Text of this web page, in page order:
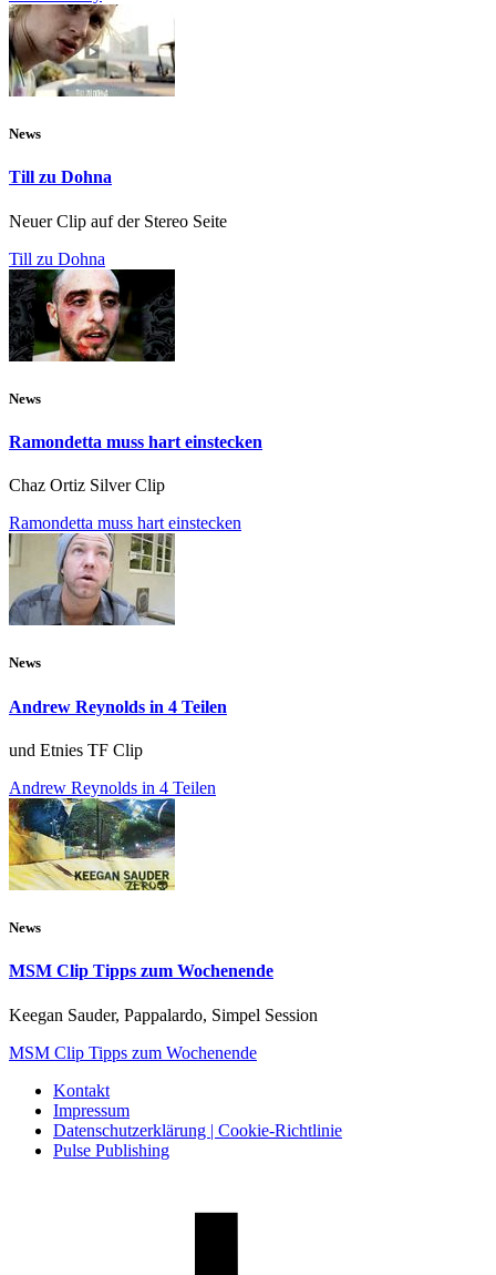
News
Till zu Dohna
Neuer Clip auf der Stereo Seite
Till zu Dohna
News
Ramondetta muss hart einstecken
Chaz Ortiz Silver Clip
Ramondetta muss hart einstecken
News
Andrew Reynolds in 4 Teilen
und Etnies TF Clip
Andrew Reynolds in 4 Teilen
News
MSM Clip Tipps zum Wochenende
Keegan Sauder, Pappalardo, Simpel Session
MSM Clip Tipps zum Wochenende
Kontakt
Impressum
Datenschutzerklärung | Cookie-Richtlinie
Pulse Publishing